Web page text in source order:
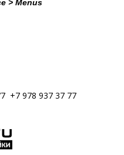
> Menus
+7 978 937 37 77